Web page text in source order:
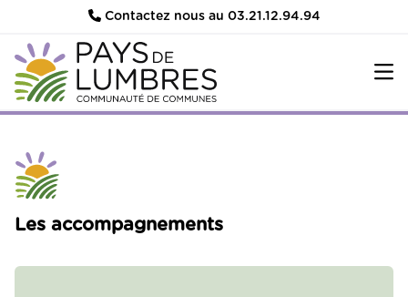
Contactez nous au 03.21.12.94.94
Les accompagnements